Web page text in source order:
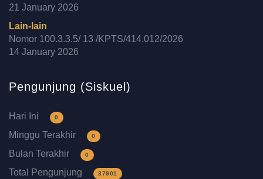
21 January 2026
Lain-lain
Nomor 100.3.3.5/ 13 /KPTS/414.012/2026
14 January 2026
Pengunjung (Siskuel)
Hari Ini 0
Minggu Terakhir 0
Bulan Terakhir 0
Total Pengunjung 37901